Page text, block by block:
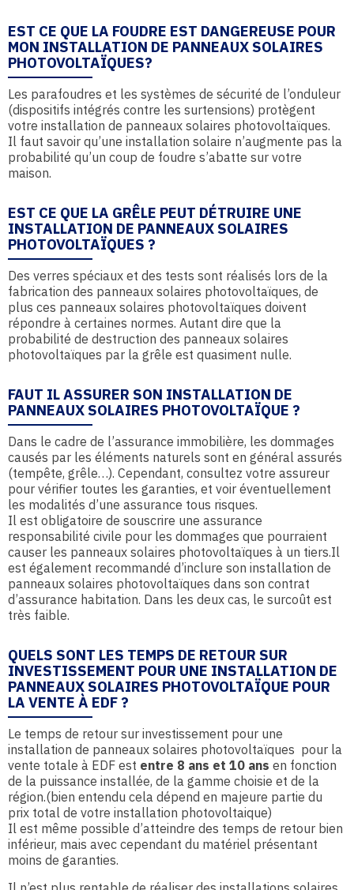
EST CE QUE LA FOUDRE EST DANGEREUSE POUR
MON INSTALLATION DE PANNEAUX SOLAIRES
PHOTOVOLTAÏQUES?
Les parafoudres et les systèmes de sécurité de l’onduleur
(dispositifs intégrés contre les surtensions) protègent
votre installation de panneaux solaires photovoltaïques.
Il faut savoir qu’une installation solaire n’augmente pas la
probabilité qu’un coup de foudre s’abatte sur votre
maison.
EST CE QUE LA GRÊLE PEUT DÉTRUIRE UNE
INSTALLATION DE PANNEAUX SOLAIRES
PHOTOVOLTAÏQUES ?
Des verres spéciaux et des tests sont réalisés lors de la
fabrication des panneaux solaires photovoltaïques, de
plus ces panneaux solaires photovoltaïques doivent
répondre à certaines normes. Autant dire que la
probabilité de destruction des panneaux solaires
photovoltaïques par la grêle est quasiment nulle.
FAUT IL ASSURER SON INSTALLATION DE
PANNEAUX SOLAIRES PHOTOVOLTAÏQUE ?
Dans le cadre de l’assurance immobilière, les dommages
causés par les éléments naturels sont en général assurés
(tempête, grêle…). Cependant, consultez votre assureur
pour vérifier toutes les garanties, et voir éventuellement
les modalités d’une assurance tous risques.
Il est obligatoire de souscrire une assurance
responsabilité civile pour les dommages que pourraient
causer les panneaux solaires photovoltaïques à un tiers.Il
est également recommandé d’inclure son installation de
panneaux solaires photovoltaïques dans son contrat
d’assurance habitation. Dans les deux cas, le surcoût est
très faible.
QUELS SONT LES TEMPS DE RETOUR SUR
INVESTISSEMENT POUR UNE INSTALLATION DE
PANNEAUX SOLAIRES PHOTOVOLTAÏQUE POUR
LA VENTE À EDF ?
Le temps de retour sur investissement pour une
installation de panneaux solaires photovoltaïques pour la
vente totale à EDF est entre 8 ans et 10 ans en fonction
de la puissance installée, de la gamme choisie et de la
région.(bien entendu cela dépend en majeure partie du
prix total de votre installation photovoltaique)
Il est même possible d’atteindre des temps de retour bien
inférieur, mais avec cependant du matériel présentant
moins de garanties.